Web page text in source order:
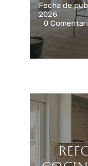
Fecha de
2026
0